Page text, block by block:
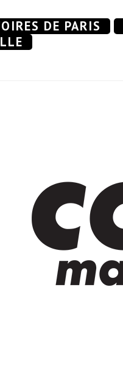
DE PARIS